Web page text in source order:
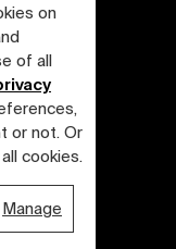
on
of all
or not. Or
cookies.
Manage